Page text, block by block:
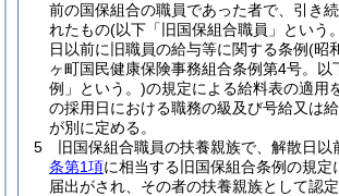
前の国保組合の職員であった者で、引き
れたもの(以下「旧国保組合職員」という
日以前に旧職員の給与等に関する条例(昭
ヶ町国民健康保険事務組合条例第4号。以
例」という。)の規定による給料表の適用
の採用日における職務の級及び号給又は
が別に定める。
5
旧国保組合職員の扶養親族で、解散日以
条第1項に相当する旧国保組合条例の規定
届出がされ、その者の扶養親族として認